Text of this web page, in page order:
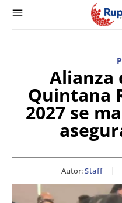
Alianza
Quintana
2027 se
Autor:Staff